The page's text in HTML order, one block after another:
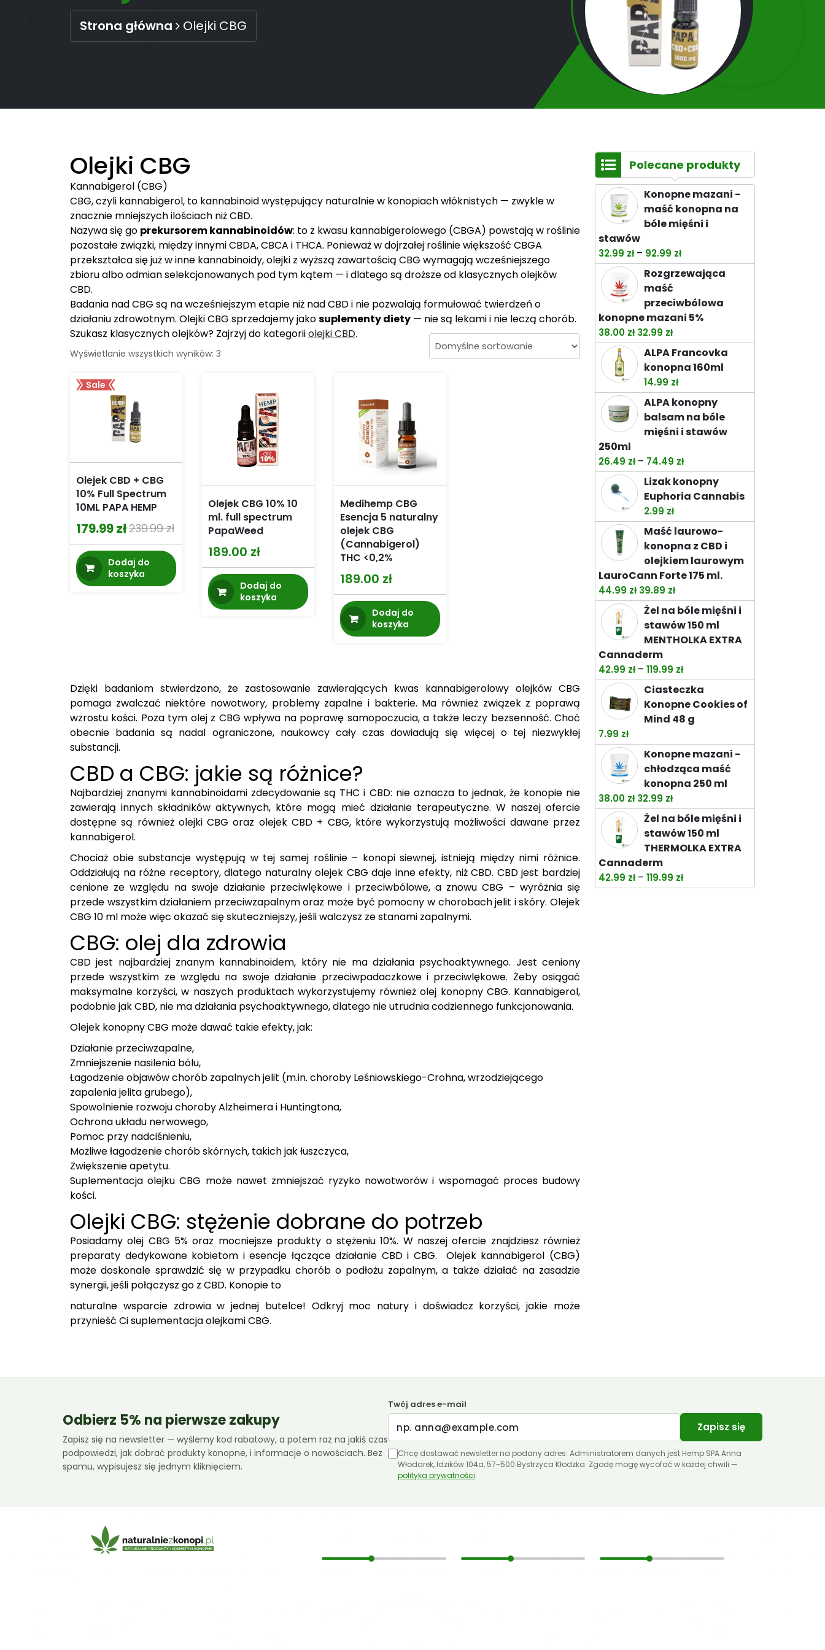
Strona główna Olejki CBG
Olejki CBG
Kannabigerol (CBG)
CBG, czyli kannabigerol, to kannabinoid występujący naturalnie w konopiach włóknistych — zwykle w
znacznie mniejszych ilościach niż CBD.
Nazywa się go prekursorem kannabinoidów: to z kwasu kannabigerolowego (CBGA) powstają w roślinie
pozostałe związki, między innymi CBDA, CBCA i THCA. Ponieważ w dojrzałej roślinie większość CBGA
przekształca się już w inne kannabinoidy, olejki z wyższą zawartością CBG wymagają wcześniejszego
zbioru albo odmian selekcjonowanych pod tym kątem — i dlatego są droższe od klasycznych olejków
CBD.
Badania nad CBG są na wcześniejszym etapie niż nad CBD i nie pozwalają formułować twierdzeń o
działaniu zdrowotnym. Olejki CBG sprzedajemy jakosuplementy diety — nie są lekami i nie leczą chorób.
Szukasz klasycznych olejków? Zajrzyj do kategoriiolejki CBD.
Wyświetlanie wszystkich wyników: 3
Sale
Olejek CBD + CBG
10% Full Spectrum
10ML PAPA HEMP
239.99zł
Pierwotna
cena
wynosiła:
239.99 zł.
179.99zł
Aktualna
cena
wynosi:
179.99 zł.
Dodaj do
koszyka
Olejek CBG 10% 10
ml. full spectrum
PapaWeed
189.00 zł
Dodaj do
koszyka
Medihemp CBG
Esencja 5 naturalny
olejek CBG
(Cannabigerol)
THC <0,2%
189.00 zł
Dodaj do
koszyka
Dzięki badaniom stwierdzono, że zastosowanie zawierających kwas kannabigerolowy olejków CBG
pomaga zwalczać niektóre nowotwory, problemy zapalne i bakterie. Ma również związek z poprawą
wzrostu kości. Poza tym olej z CBG wpływa na poprawę samopoczucia, a także leczy bezsenność. Choć
obecnie badania są nadal ograniczone, naukowcy cały czas dowiadują się więcej o tej niezwykłej
substancji.
CBD a CBG: jakie są różnice?
Najbardziej znanymi kannabinoidami zdecydowanie są THC i CBD: nie oznacza to jednak, że konopie nie
zawierają innych składników aktywnych, które mogą mieć działanie terapeutyczne. W naszej ofercie
dostępne są również olejki CBG oraz olejek CBD + CBG, które wykorzystują możliwości dawane przez
kannabigerol.
Chociaż obie substancje występują w tej samej roślinie – konopi siewnej, istnieją między nimi różnice.
Oddziałują na różne receptory, dlatego naturalny olejek CBG daje inne efekty, niż CBD. CBD jest bardziej
cenione ze względu na swoje działanie przeciwlękowe i przeciwbólowe, a znowu CBG – wyróżnia się
przede wszystkim działaniem przeciwzapalnym oraz może być pomocny w chorobach jelit i skóry. Olejek
CBG 10 ml może więc okazać się skuteczniejszy, jeśli walczysz ze stanami zapalnymi.
CBG: olej dla zdrowia
CBD jest najbardziej znanym kannabinoidem, który nie ma działania psychoaktywnego. Jest ceniony
przede wszystkim ze względu na swoje działanie przeciwpadaczkowe i przeciwlękowe. Żeby osiągać
maksymalne korzyści, w naszych produktach wykorzystujemy również olej konopny CBG. Kannabigerol,
podobnie jak CBD, nie ma działania psychoaktywnego, dlatego nie utrudnia codziennego funkcjonowania.
Olejek konopny CBG może dawać takie efekty, jak:
Działanie przeciwzapalne,
Zmniejszenie nasilenia bólu,
Łagodzenie objawów chorób zapalnych jelit (m.in. choroby Leśniowskiego-Crohna, wrzodziejącego
zapalenia jelita grubego),
Spowolnienie rozwoju choroby Alzheimera i Huntingtona,
Ochrona układu nerwowego,
Pomoc przy nadciśnieniu,
Możliwe łagodzenie chorób skórnych, takich jak łuszczyca,
Zwiększenie apetytu.
Suplementacja olejku CBG może nawet zmniejszać ryzyko nowotworów i wspomagać proces budowy
kości.
Olejki CBG: stężenie dobrane do potrzeb
Posiadamy olej CBG 5% oraz mocniejsze produkty o stężeniu 10%. W naszej ofercie znajdziesz również
preparaty dedykowane kobietom i esencje łączące działanie CBD i CBG. Olejek kannabigerol (CBG)
może doskonale sprawdzić się w przypadku chorób o podłożu zapalnym, a także działać na zasadzie
synergii, jeśli połączysz go z CBD. Konopie to
naturalne wsparcie zdrowia w jednej butelce! Odkryj moc natury i doświadcz korzyści, jakie może
przynieść Ci suplementacja olejkami CBG.
Polecane produkty
Konopne mazani -
maść konopna na
bóle mięśni i
stawów
32.99 zł – 92.99 złZakres
cen:
32.99 zł
do
Rozgrzewająca
maść
przeciwbólowa
konopne mazani 5%
38.00 zł Pierwotna
cena
wynosiła:
38.00 zł.
32.99 złAktualna
cena
wynosi:
32.99 zł.
ALPA Francovka
konopna 160ml
14.99 zł
ALPA konopny
balsam na bóle
mięśni i stawów
250ml
26.49 zł – 74.49 złZakres
cen:
od
do
74.49 zł
Lizak konopny
Euphoria Cannabis
2.99 zł
Maść laurowo-
konopna z CBD i
olejkiem laurowym
LauroCann Forte 175 ml.
44.99 zł Pierwotna
cena
wynosiła:
44.99 zł.
39.89 złAktualna
cena
wynosi:
39.89 zł.
Żel na bóle mięśni i
stawów 150 ml
MENTHOLKA EXTRA
Cannaderm
42.99 zł – 119.99 złZakres
cen:
od
42.99 zł
do
119.99 zł
Ciasteczka
Konopne Cookies of
Mind 48 g
7.99 zł
Konopne mazani -
chłodząca maść
konopna 250 ml
38.00 zł Pierwotna
cena
wynosiła:
38.00 zł.
32.99 złAktualna
cena
wynosi:
32.99 zł.
Żel na bóle mięśni i
stawów 150 ml
THERMOLKA EXTRA
Cannaderm
42.99 zł – 119.99 złZakres
cen:
Odbierz 5% na pierwsze zakupy
Zapisz się na newsletter — wyślemy kod rabatowy, a potem raz na jakiś czas
podpowiedzi, jak dobrać produkty konopne, i informacje o nowościach. Bez
spamu, wypisujesz się jednym kliknięciem.
Twój adres e-mail
Zapisz się
Chcę dostawać newsletter na podany adres. Administratorem danych jest Hemp SPA Anna
Włodarek, Idzików 104a, 57-500 Bystrzyca Kłodzka. Zgodę mogę wycofać w każdej chwili —
polityka prywatności.